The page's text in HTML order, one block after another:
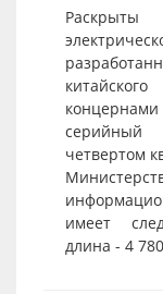
серийный
четвертом
имеет
длина - 4